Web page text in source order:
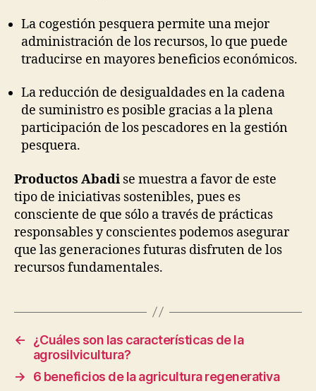
La cogestión pesquera permite una mejor
administración de los recursos, lo que puede
traducirse en mayores beneficios económicos.
La reducción de desigualdades en la cadena
de suministro es posible gracias a la plena
participación de los pescadores en la gestión
pesquera.
Productos Abadi se muestra a favor de este
tipo de iniciativas sostenibles, pues es
consciente de que sólo a través de prácticas
responsables y conscientes podemos asegurar
que las generaciones futuras disfruten de los
recursos fundamentales.
←
¿Cuáles son las características de la
agrosilvicultura?
→
6 beneficios de la agricultura regenerativa